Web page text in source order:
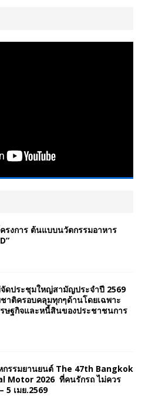
รงการ ต้นแบบนวัตกรรมอาหาร
ดประชุมใหญ่สามัญประจำปี 2569
าติครอบคลุมทุกๆด้านโดยเฉพาะ
ษฐกิจและหนี้สินของประชาชนการ
กรรมยานยนต์ The 47th Bangkok
Motor 2026 ที่คนรักรถ ไม่ควร
5 เมย.2569